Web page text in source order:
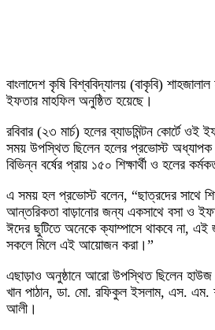
বাংলাদেশ কৃষি বিশ্ববিদ্যালয় (বাকৃবি)
ইফতার মাহফিল অনুষ্ঠিত হয়েছে।
রবিবার (২৩ মার্চ) হলের ব্যাডমিন্টন কোর্টে
সময় উপস্থিত ছিলেন হলের প্রভোস্ট অধ্যাপক
বিভিন্ন বর্ষের প্রায় ১৫০ শিক্ষার্থী ও হলের
এ সময় হল প্রভোস্ট বলেন, “ছাত্রদের সাথে
আন্তরিকতা বাড়ানোর জন্য একসাথে বসা ও
ঈদের ছুটিতে অনেকে ক্যাম্পাসে থাকবে না, এই
সকলে মিলে এই আয়োজন করা।”
এছাড়াও অনুষ্ঠানে আরো উপস্থিত ছিলেন
খান পাঠান, ডা. মো. রফিকুল ইসলাম, এস. এম.
আলী।